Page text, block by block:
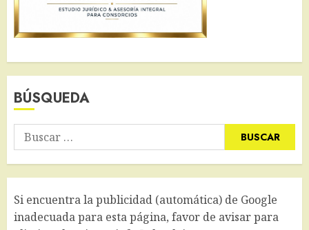
BÚSQUEDA
Buscar:
Si encuentra la publicidad (automática) de Google
inadecuada para esta página, favor de avisar para